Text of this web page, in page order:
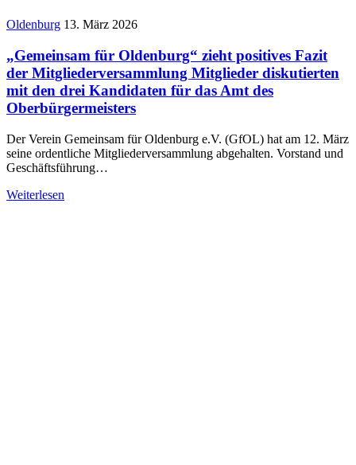
Oldenburg 13. März 2026
„Gemeinsam für Oldenburg“ zieht positives Fazit
der Mitgliederversammlung Mitglieder diskutierten
mit den drei Kandidaten für das Amt des
Oberbürgermeisters
Der Verein Gemeinsam für Oldenburg e.V. (GfOL) hat am 12. März
seine ordentliche Mitgliederversammlung abgehalten. Vorstand und
Geschäftsführung…
Weiterlesen